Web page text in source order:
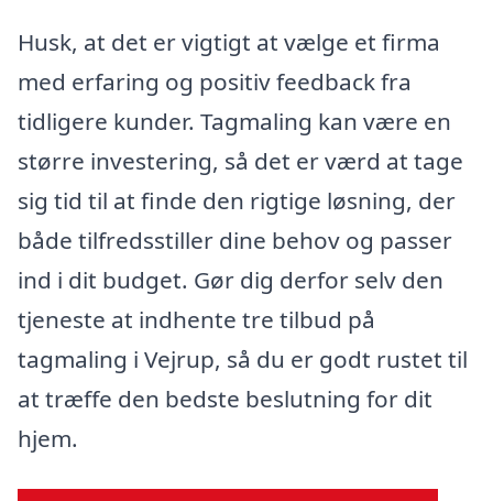
Husk, at det er vigtigt at vælge et firma
med erfaring og positiv feedback fra
tidligere kunder. Tagmaling kan være en
større investering, så det er værd at tage
sig tid til at finde den rigtige løsning, der
både tilfredsstiller dine behov og passer
ind i dit budget. Gør dig derfor selv den
tjeneste at indhente tre tilbud på
tagmaling i Vejrup, så du er godt rustet til
at træffe den bedste beslutning for dit
hjem.